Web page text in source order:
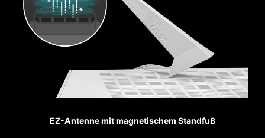
Pumpen Lüfter
EZ-Antenne mit magnetischem Standfuß
Front Typ-C, damit sich Gamer mit den
neuesten USB-Geräten verbinden können. Baue
ein System mit einem MSI Gehäuse auf und
erlebe es so bequem wie möglich.